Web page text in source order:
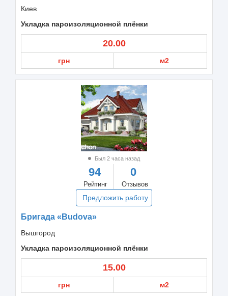
Киев
Укладка пароизоляционной плёнки
20.00
грн м2
Был 2 часа назад
94
Рейтинг
0
Отзывов
Предложить работу
Бригада «Budova»
Вышгород
Укладка пароизоляционной плёнки
15.00
грн м2